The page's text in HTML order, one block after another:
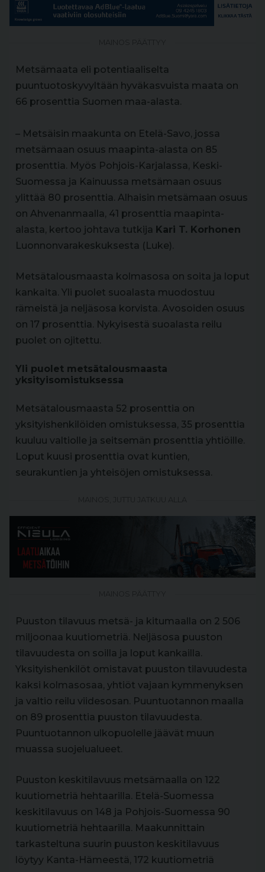
Metsämaata eli potentiaaliselta
puuntuotoskyvyltään hyväkasvuista maata on
66 prosenttia Suomen maa-alasta.
– Metsäisin maakunta on Etelä-Savo, jossa
metsämaan osuus maapinta-alasta on 85
prosenttia. Myös Pohjois-Karjalassa, Keski-
Suomessa ja Kainuussa metsämaan osuus
ylittää 80 prosenttia. Alhaisin metsämaan osuus
on Ahvenanmaalla, 41 prosenttia maapinta-
alasta, kertoo johtava tutkija Kari T. Korhonen
Luonnonvarakeskuksesta (Luke).
Metsätalousmaasta kolmasosa on soita ja loput
kankaita. Yli puolet suoalasta muodostuu
rämeistä ja neljäsosa korvista. Avosoiden osuus
on 17 prosenttia. Nykyisestä suoalasta reilu
puolet on ojitettu.
Yli puolet metsätalousmaasta
yksityisomistuksessa
Metsätalousmaasta 52 prosenttia on
yksityishenkilöiden omistuksessa, 35 prosenttia
kuuluu valtiolle ja seitsemän prosenttia yhtiöille.
Loput kuusi prosenttia ovat kuntien,
seurakuntien ja yhteisöjen omistuksessa.
Puuston tilavuus metsä- ja kitumaalla on 2 506
miljoonaa kuutiometriä. Neljäsosa puuston
tilavuudesta on soilla ja loput kankailla.
Yksityishenkilöt omistavat puuston tilavuudesta
kaksi kolmasosaa, yhtiöt vajaan kymmenyksen
ja valtio reilu viidesosan. Puuntuotannon maalla
on 89 prosenttia puuston tilavuudesta.
Puuntuotannon ulkopuolelle jäävät muun
muassa suojelualueet.
Puuston keskitilavuus metsämaalla on 122
kuutiometriä hehtaarilla. Etelä-Suomessa
keskitilavuus on 148 ja Pohjois-Suomessa 90
kuutiometriä hehtaarilla. Maakunnittain
tarkasteltuna suurin puuston keskitilavuus
löytyy Kanta-Hämeestä, 172 kuutiometriä